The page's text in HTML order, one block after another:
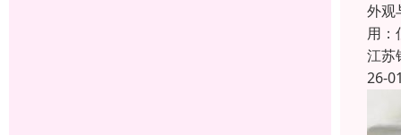
外观
用：
江苏
26-